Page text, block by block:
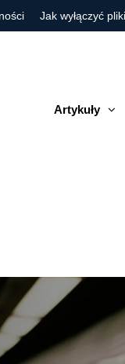
Jak wyłączyć
Artykuły